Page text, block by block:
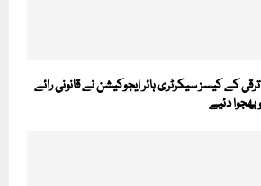
کے کیسز سیکرٹری ہائر ایجوکیشن نے قانونی رائے
دئیے